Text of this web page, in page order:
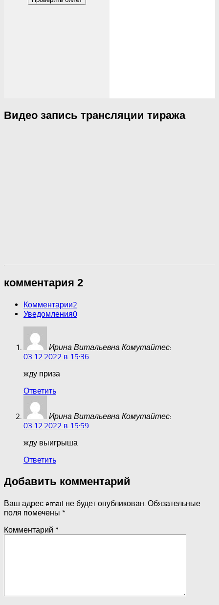
Видео запись трансляции тиража
комментария 2
Комментарии2
Уведомления0
Ирина Витальевна Комутайтес:
03.12.2022 в 15:36
жду приза
Ответить
Ирина Витальевна Комутайтес:
03.12.2022 в 15:59
жду выигрыша
Ответить
Добавить комментарий
Ваш адрес email не будет опубликован. Обязательные
поля помечены *
Комментарий *